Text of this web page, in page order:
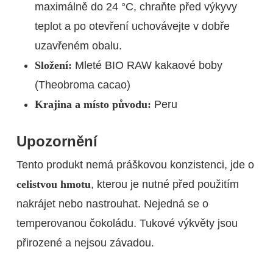
maximálně do 24 °C, chraňte před výkyvy
teplot a po otevření uchovávejte v dobře
uzavřeném obalu.
Složení: Mleté BIO RAW kakaové boby
(Theobroma cacao)
Krajina a místo původu: Peru
Upozornění
Tento produkt nemá práškovou konzistenci, jde o
celistvou hmotu, kterou je nutné před použitím
nakrájet nebo nastrouhat. Nejedná se o
temperovanou čokoládu. Tukové výkvěty jsou
přirozené a nejsou závadou.